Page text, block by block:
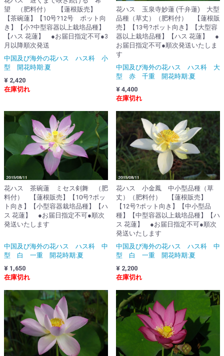
望 （肥料付） 【蓮根販売】
【茶碗蓮】【10号?12号 ポット向
き】【小?中型容器以上栽培品種】
【ハス 花蓮】 ●お届日指定不可●3
月以降順次発送
中国及び海外の花ハス ハス科 小
型 開花時期:夏
¥ 2,420
在庫切れ
花ハス 玉泉寺妙蓮 (千弁蓮) 大型
品種（草丈）（肥料付） 【蓮根販
売】【13号?ポット向き】【大型容
器以上栽培品種】【ハス 花蓮】 ●
お届日指定不可●順次発送いたしま
す
中国及び海外の花ハス ハス科 大
型 赤 千重 開花時期:夏
¥ 4,400
在庫切れ
花ハス 茶碗蓮 ミセス剣舞 （肥
料付） 【蓮根販売】【10号?ポッ
ト向き】【小型容器栽培品種】【ハ
ス 花蓮】 ●お届日指定不可●順次
発送いたします
中国及び海外の花ハス ハス科 中
型 白 一重 開花時期:夏
¥ 1,650
在庫切れ
花ハス 小金鳳 中小型品種（草
丈）（肥料付） 【蓮根販売】
【12号?ポット向き】【中小型品
種】【中型容器以上栽培品種】【ハ
ス 花蓮】 ●お届日指定不可●順次
発送いたします
中国及び海外の花ハス ハス科 中
型 白 一重 開花時期:夏
¥ 2,200
在庫切れ